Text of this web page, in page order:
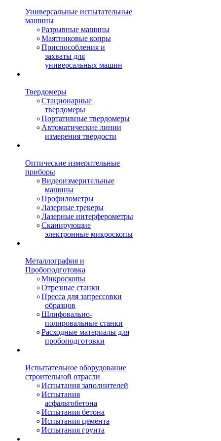
Универсальные испытательные
машины
Разрывные машины
Маятниковые копры
Приспособления и
захваты для
универсальных машин
Твердомеры
Стационарные
твердомеры
Портативные твердомеры
Автоматические линии
измерения твердости
Оптические измерительные
приборы
Видеоизмерительные
машины
Профилометры
Лазерные трекеры
Лазерные интерферометры
Сканирующие
электронные микроскопы
Металлография и
Пробоподготовка
Микроскопы
Отрезные станки
Пресса для запрессовки
образцов
Шлифовально-
полировальные станки
Расходные материалы для
пробоподготовки
Испытательное оборудование
строительной отрасли
Испытания заполнителей
Испытания
асфальтобетона
Испытания бетона
Испытания цемента
Испытания грунта